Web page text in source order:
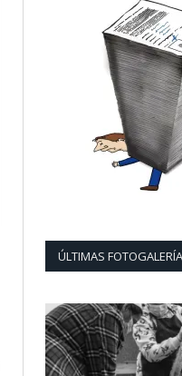
ÚLTIMAS